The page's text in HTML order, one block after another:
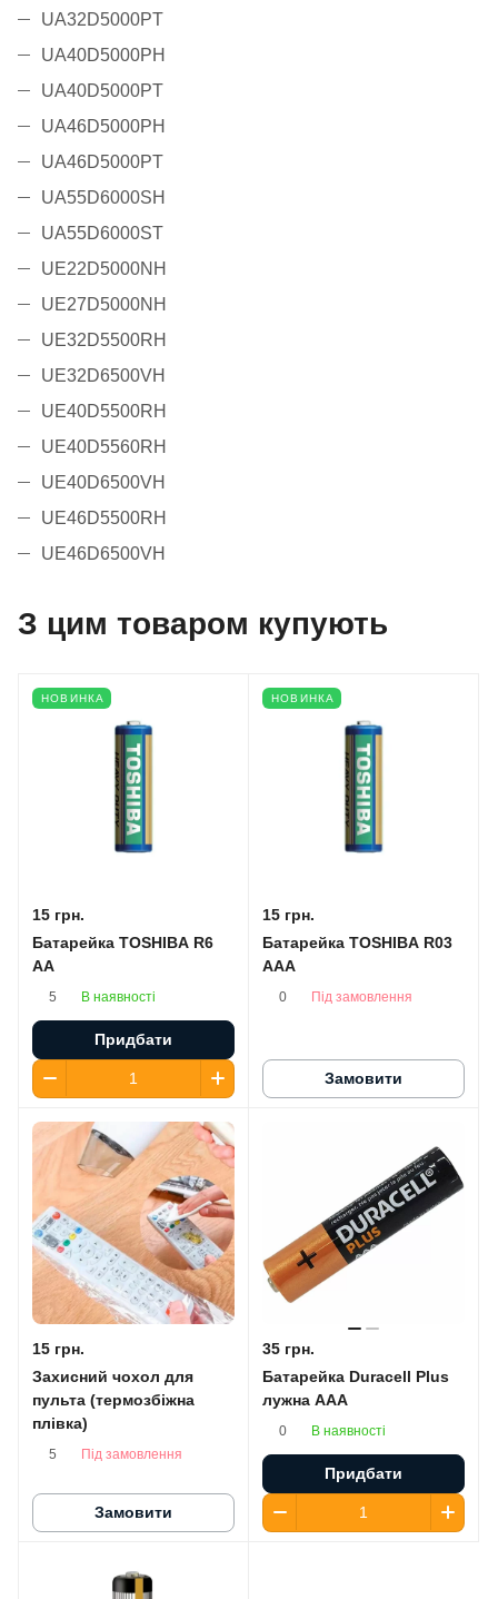
UA32D5000PT
UA40D5000PH
UA40D5000PT
UA46D5000PH
UA46D5000PT
UA55D6000SH
UA55D6000ST
UE22D5000NH
UE27D5000NH
UE32D5500RH
UE32D6500VH
UE40D5500RH
UE40D5560RH
UE40D6500VH
UE46D5500RH
UE46D6500VH
З цим товаром купують
НОВИНКА
15 грн.
Батарейка TOSHIBA R6
AA
5 В наявності
Придбати
НОВИНКА
15 грн.
Батарейка TOSHIBA R03
AAA
0 Під замовлення
Замовити
15 грн.
Захисний чохол для
пульта (термозбіжна
плівка)
5 Під замовлення
Замовити
35 грн.
Батарейка Duracell Plus
лужна AАA
0 В наявності
Придбати